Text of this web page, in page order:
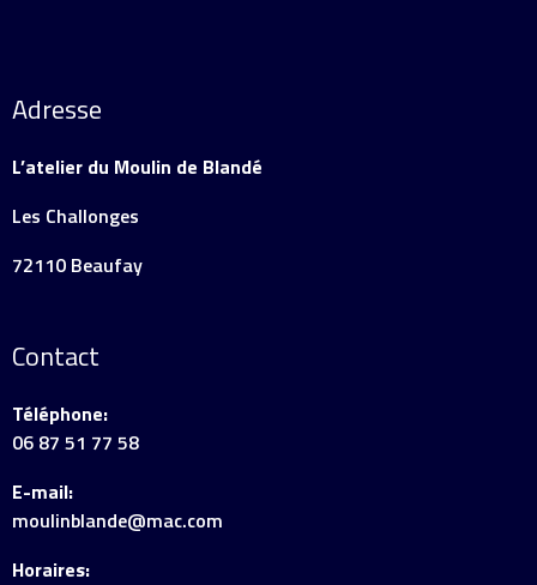
Adresse
L’atelier du Moulin de Blandé
Les Challonges
72110 Beaufay
Contact
Téléphone:
06 87 51 77 58
E-mail:
moulinblande@mac.com
Horaires: